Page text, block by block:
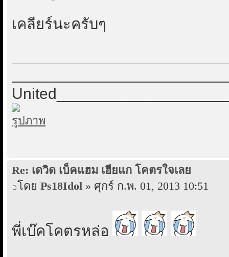
เคลียร์นะครับๆ
Re: เดวิด เบ็คแฮม เฮียแก โคตรใจเลย
โดย Ps18Idol » ศุกร์ ก.พ. 01, 2013 10:51
พี่เบ๊คโคตรหล่อ